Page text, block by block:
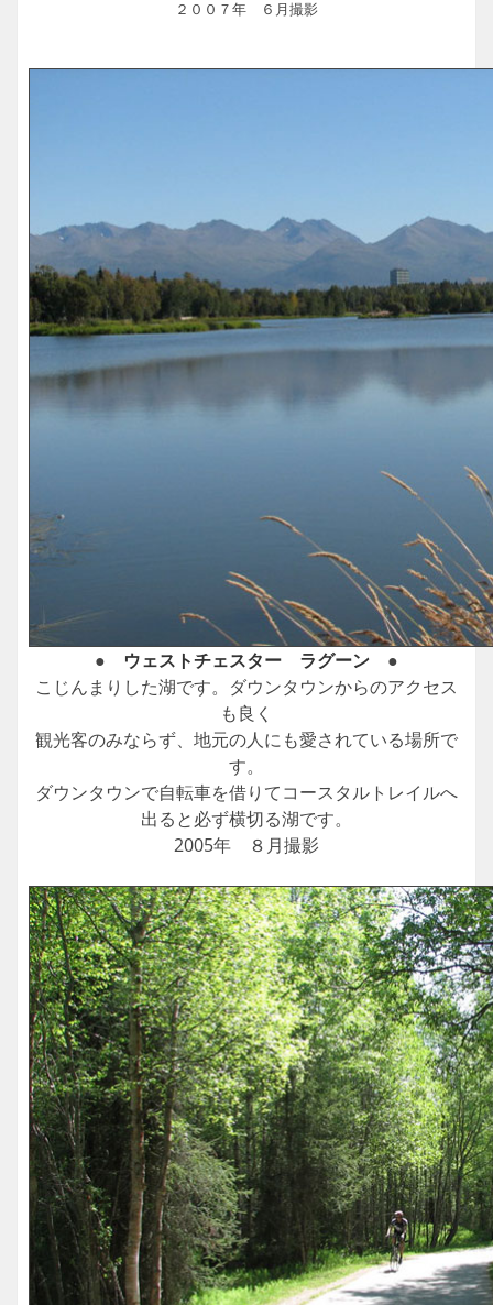
２００７年 ６月撮影
● ウェストチェスター ラグーン ●
こじんまりした湖です。ダウンタウンからのアクセス
も良く
観光客のみならず、地元の人にも愛されている場所で
す。
ダウンタウンで自転車を借りてコースタルトレイルへ
出ると必ず横切る湖です。
2005年 ８月撮影